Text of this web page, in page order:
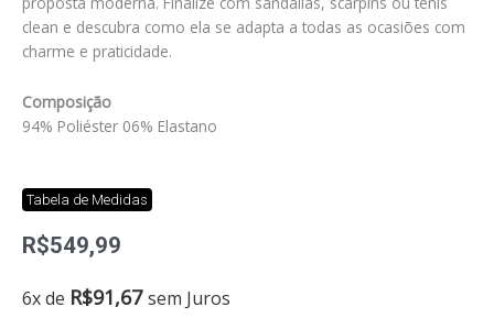
clean e descubra como ela se adapta a todas as ocasiões com
charme e praticidade.
Composição
94% Poliéster 06% Elastano
Tabela de Medidas
R$549,99
6x de R$91,67 sem Juros
Calça